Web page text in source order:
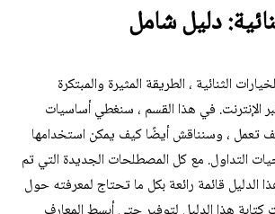
دليل شامل
الثنائية ، الطريقة المثيرة والمبتكرة
الإنترنت. في هذا القسم ، سنغطي أساسيات
تعمل ، وسنناقش أيضًا كيف يمكن استخدامها
التداول. مع كل المصطلحات الجديدة التي تم
الدليل قائمة رائعة بكل ما تحتاج لمعرفته حول